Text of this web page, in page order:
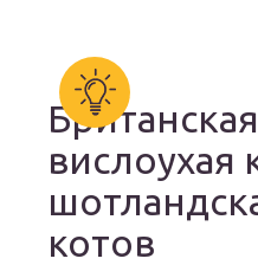
Британская
котов